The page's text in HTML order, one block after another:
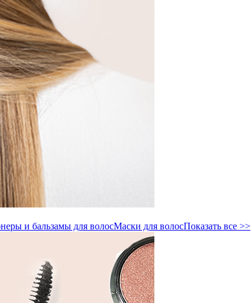
и бальзамы для волосМаски для волосПоказать все >>